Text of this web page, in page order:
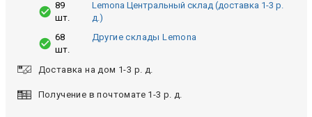
89
шт.
Lemona Центральный склад (доставка 1-3 р.
д.)
68
шт.
Другие склады Lemona
Доставка на дом 1-3 р. д.
Получение в почтомате 1-3 р. д.